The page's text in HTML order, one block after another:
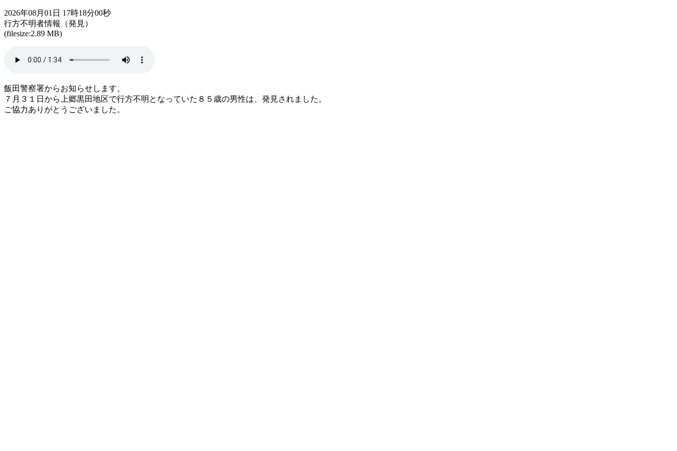
2026年08月01日 17時18分00秒
行方不明者情報（発見）
(filesize:2.89 MB)
飯田警察署からお知らせします。
７月３１日から上郷黒田地区で行方不明となっていた８５歳の男性は、発見されました。
ご協力ありがとうございました。